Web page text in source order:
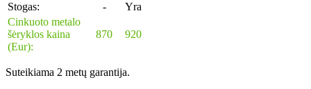
Stogas:
-
Yra
Cinkuoto metalo
šėryklos kaina
(Eur):
870 920
Suteikiama 2 metų garantija.